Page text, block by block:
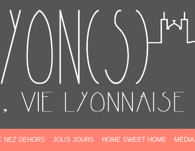
NEZ DEHORS JOLIS JOURS HOME SWEET HOME MÉDIA